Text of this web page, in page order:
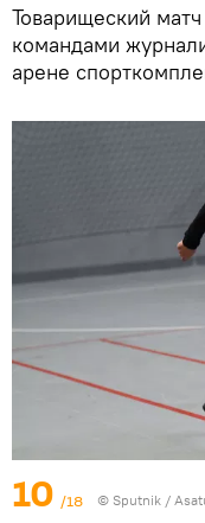
Товарищеский
командами
арене
10 /18 © Sputnik /